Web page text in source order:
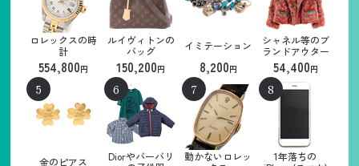
ロレックスの時
計
554,800円
ルイヴィトンの
バッグ
150,200円
イミテーション
8,200円
シャネル等のブ
ランドアウター
54,400円
金のピアス
Diorやバーバリ
動かないロレッ
1年落ちの